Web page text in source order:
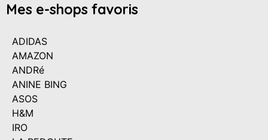
Mes e-shops favoris
ADIDAS
AMAZON
ANDRé
ANINE BING
ASOS
H&M
IRO